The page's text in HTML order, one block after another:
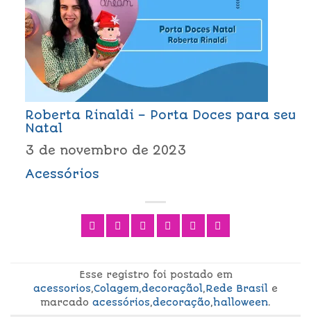
Roberta Rinaldi – Porta Doces para seu
Natal
3 de novembro de 2023
Acessórios
Esse registro foi postado em
acessorios,Colagem,decoraçãol,Rede Brasil e
marcado acessórios,decoração,halloween.